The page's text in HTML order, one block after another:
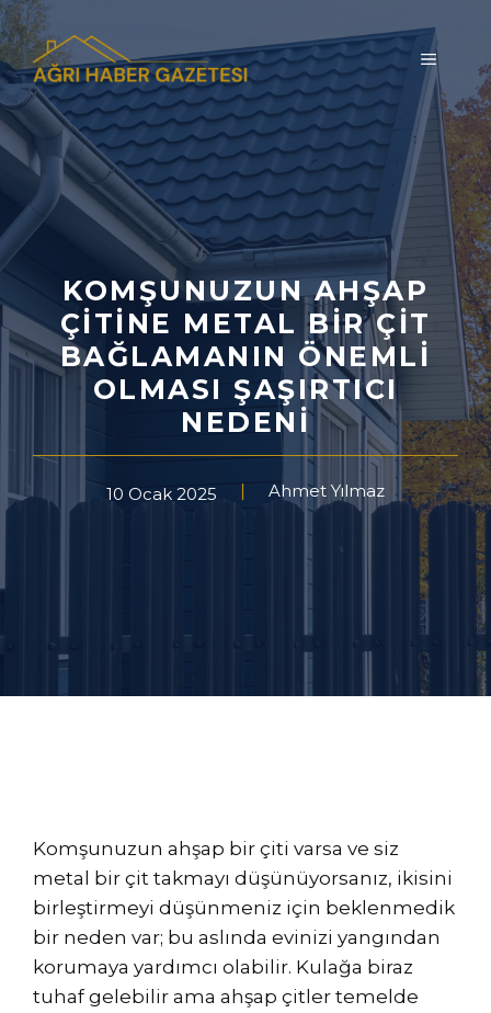
İçeriğe
atla
MENÜ
KOMŞUNUZUN AHŞAP
ÇITINE METAL BIR ÇIT
BAĞLAMANIN ÖNEMLI
OLMASI ŞAŞIRTICI
NEDENI
10 Ocak 2025 Ahmet Yılmaz
Komşunuzun ahşap bir çiti varsa ve siz
metal bir çit takmayı düşünüyorsanız, ikisini
birleştirmeyi düşünmeniz için beklenmedik
bir neden var; bu aslında evinizi yangından
korumaya yardımcı olabilir. Kulağa biraz
tuhaf gelebilir ama ahşap çitler temelde